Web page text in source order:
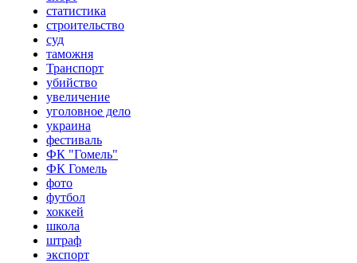
статистика
строительство
суд
таможня
Транспорт
убийство
увеличение
уголовное дело
украина
фестиваль
ФК "Гомель"
ФК Гомель
фото
футбол
хоккей
школа
штраф
экспорт